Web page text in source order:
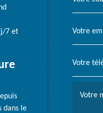
7 et
dans le